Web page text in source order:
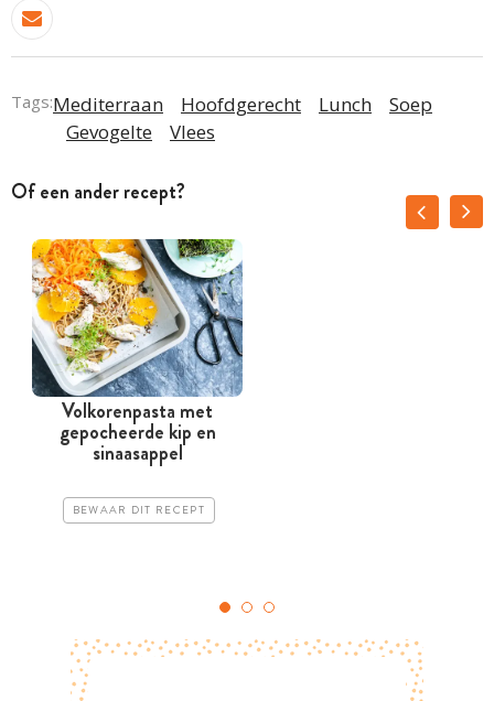
Tags:Mediterraan Hoofdgerecht Lunch
Soep
Gevogelte
Vlees
Of een ander recept?
Volkorenpasta met
gepocheerde kip en
sinaasappel
BEWAAR DIT RECEPT